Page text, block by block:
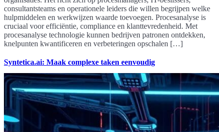
consultantsteams en operationele leiders die willen begrijpen welke
hulpmiddelen en werkwijzen waarde toevoegen. Procesanalyse is
cruciaal voor efficiëntie, compliance en klanttevredenheid. Met
procesanalyse technologie kunnen bedrijven patronen ontdekken,
knelpunten kwantificeren en verbeteringen opschalen […]
Syntetica.ai: Maak complexe taken eenvoudig